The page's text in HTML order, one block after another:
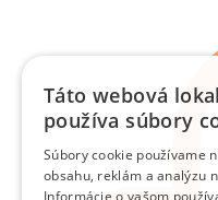
Táto webová
používa súbory
Súbory cookie používame
obsahu, reklám a analýzu
Informácie o vašom